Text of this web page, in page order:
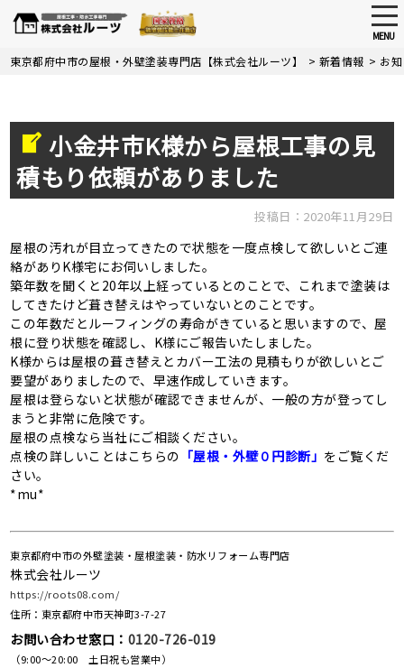
Skip
MENU
東京都府中市の屋根・外壁塗装専門店【株式会社ルーツ】 > 新着情報 > お
小金井市K様から屋根工事の見
積もり依頼がありました
投稿日：2020年11月29日
屋根の汚れが目立ってきたので状態を一度点検して欲しいとご連
絡がありK様宅にお伺いしました。
築年数を聞くと20年以上経っているとのことで、これまで塗装は
してきたけど葺き替えはやっていないとのことです。
この年数だとルーフィングの寿命がきていると思いますので、屋
根に登り状態を確認し、K様にご報告いたしました。
K様からは屋根の葺き替えとカバー工法の見積もりが欲しいとご
要望がありましたので、早速作成していきます。
屋根は登らないと状態が確認できませんが、一般の方が登ってし
まうと非常に危険です。
屋根の点検なら当社にご相談ください。
点検の詳しいことはこちらの 「屋根・外壁０円診断」 をご覧くだ
さい。
*mu*
東京都府中市の外壁塗装・屋根塗装・防水リフォーム専門店
株式会社ルーツ
https://roots08.com/
住所：東京都府中市天神町3-7-27
お問い合わせ窓口： 0120-726-019
（9:00～20:00 土日祝も営業中）